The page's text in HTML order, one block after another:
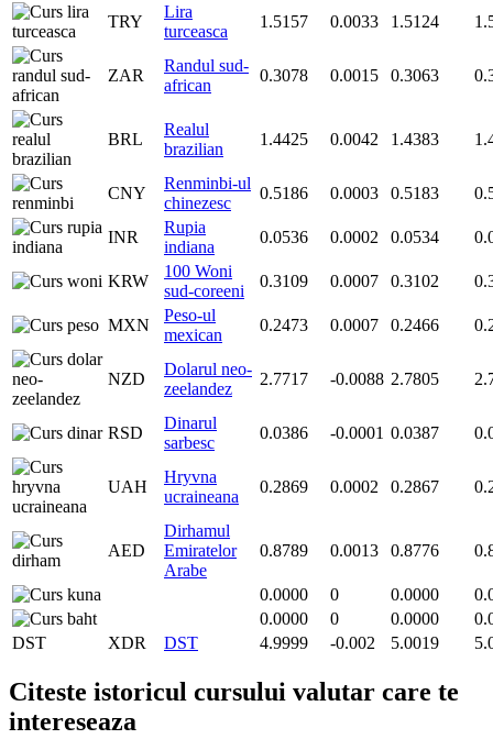
TRY
Lira
turceasca
1.5157 0.0033 1.5124
ZAR
Randul sud-
african
0.3078 0.0015 0.3063
BRL
Realul
brazilian
1.4425 0.0042 1.4383
CNY
Renminbi-ul
chinezesc
0.5186 0.0003 0.5183
INR
Rupia
indiana
0.0536 0.0002 0.0534
KRW
100 Woni
sud-coreeni
0.3109 0.0007 0.3102
MXN
Peso-ul
mexican
0.2473 0.0007 0.2466
NZD
Dolarul neo-
zeelandez
2.7717 -0.0088 2.7805
RSD
Dinarul
sarbesc
0.0386 -0.0001 0.0387
UAH
Hryvna
ucraineana
0.2869 0.0002 0.2867
AED
Dirhamul
Emiratelor
Arabe
0.8789 0.0013 0.8776
0.0000 0 0.0000
0.0000
0 0.0000
DST
XDR DST 4.9999 -0.002 5.0019
Citeste istoricul cursului valutar care te
intereseaza